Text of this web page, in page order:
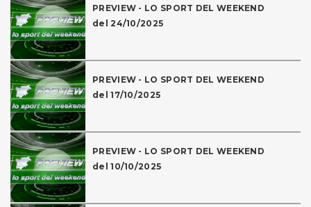
PREVIEW - LO SPORT DEL WEEKEND
del 24/10/2025
PREVIEW - LO SPORT DEL WEEKEND
del 17/10/2025
PREVIEW - LO SPORT DEL WEEKEND
del 10/10/2025